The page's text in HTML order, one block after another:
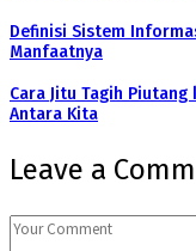
Definisi Sistem
Manfaatnya
Cara Jitu Tagih Piutang
Antara Kita
Leave a